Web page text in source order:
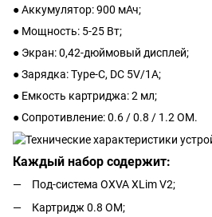
● Аккумулятор: 900 мАч;
● Мощность: 5-25 Вт;
● Экран: 0,42-дюймовый дисплей;
● Зарядка: Type-C, DC 5V/1A;
● Емкость картриджа: 2 мл;
● Сопротивление: 0.6 / 0.8 / 1.2 ОМ.
Каждый набор содержит:
Под-система OXVA XLim V2;
Картридж 0.8 ОМ;